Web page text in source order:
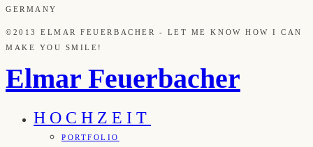
GERMANY
©2013 ELMAR FEUERBACHER - LET ME KNOW HOW I CAN
MAKE YOU SMILE!
Elmar Feuerbacher
HOCHZEIT
PORTFOLIO